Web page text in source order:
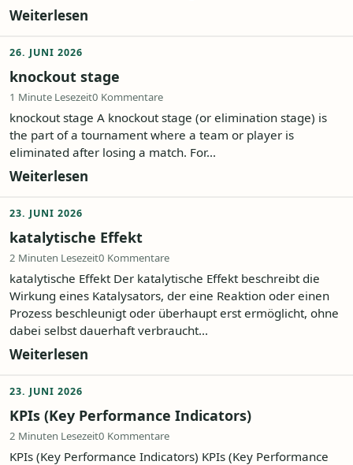
Weiterlesen
26. JUNI 2026
knockout stage
1 Minute Lesezeit0 Kommentare
knockout stage A knockout stage (or elimination stage) is
the part of a tournament where a team or player is
eliminated after losing a match. For...
Weiterlesen
23. JUNI 2026
katalytische Effekt
2 Minuten Lesezeit0 Kommentare
katalytische Effekt Der katalytische Effekt beschreibt die
Wirkung eines Katalysators, der eine Reaktion oder einen
Prozess beschleunigt oder überhaupt erst ermöglicht, ohne
dabei selbst dauerhaft verbraucht...
Weiterlesen
23. JUNI 2026
KPIs (Key Performance Indicators)
2 Minuten Lesezeit0 Kommentare
KPIs (Key Performance Indicators) KPIs (Key Performance